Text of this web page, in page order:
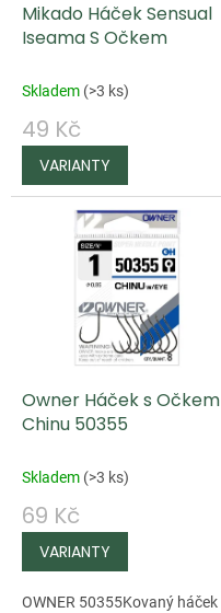
o
d
u
k
t
Mikado Háček Sensual
Iseama S Očkem
Skladem (>3 ks)
49 Kč
Owner Háček s Očkem
Chinu 50355
Skladem (>3 ks)
69 Kč
OWNER 50355Kovaný háček